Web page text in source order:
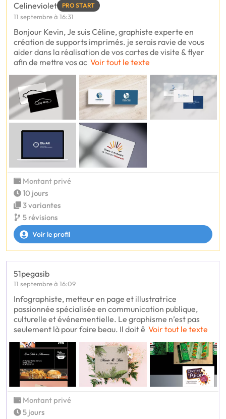
Celineviolet PRO START
11 septembre à 16:31
Bonjour Kevin, Je suis Céline, graphiste experte en
création de supports imprimés. je serais ravie de vous
aider dans la réalisation de vos cartes de visite & flyer
afin de mettre vos ac Voir tout le texte
Montant privé
10 jours
3 variantes
5 révisions
Voir le profil
51pegasib
11 septembre à 16:09
Infographiste, metteur en page et illustratrice
passionnée spécialisée en communication publique,
culturelle et événementielle. Le graphisme n’est pas
seulement là pour faire beau. Il doit ê Voir tout le texte
Montant privé
5 jours